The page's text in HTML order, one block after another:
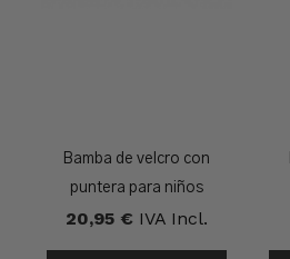
Bamba de velcro con
puntera para niños
20,95 € IVA Incl.